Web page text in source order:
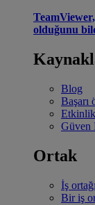
olduğunu
Blog
Başarı
Güven
Ortak
İş
Bir iş